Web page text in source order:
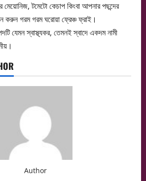
টমেটো কেচাপ কিংবা আপনার পছন্দের
করুন গরম গরম ঘরোয়া ফ্রেঞ্চ ফ্রাই।
যেমন স্বাস্থ্যকর, তেমনই স্বাদে একদম নামী
Author